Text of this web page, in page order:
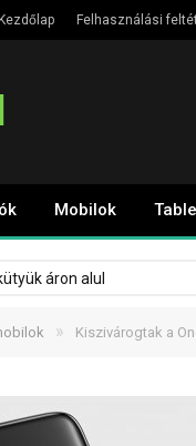
Kezdőlap Felhasználási
Mobilok
áron alul
» Kiszivárogtak a